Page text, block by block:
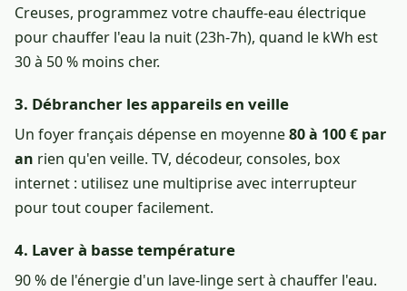
Creuses, programmez votre chauffe-eau électrique
pour chauffer l'eau la nuit (23h-7h), quand le kWh est
30 à 50 % moins cher.
3. Débrancher les appareils en veille
Un foyer français dépense en moyenne80 à 100 € par
an rien qu'en veille. TV, décodeur, consoles, box
internet : utilisez une multiprise avec interrupteur
pour tout couper facilement.
4. Laver à basse température
90 % de l'énergie d'un lave-linge sert à chauffer l'eau.